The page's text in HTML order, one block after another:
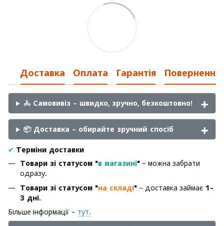
Доставка Оплата Гарантія Повернення
🚴 Самовивіз – швидко, зручно, безкоштовно!
📦 Доставка – обирайте зручний спосіб
✔ Терміни доставки
Товари зі статусом "в магазині" – можна забрати
одразу.
Товари зі статусом "на складі" – доставка займає 1-
3 дні.
Більше інформації - тут.